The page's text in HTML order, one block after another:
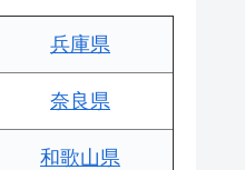
兵庫県
奈良県
和歌山県